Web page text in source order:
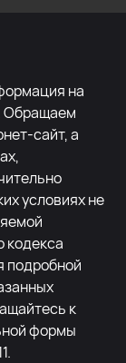
на
Обращаем
сайт, а
условиях не
кодекса
подробной
к
формы